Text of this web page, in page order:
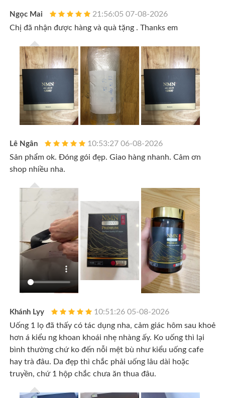
Ngọc Mai
21:56:05 07-08-2026
Chị đã nhận được hàng và quà tặng . Thanks em
Lê Ngân
10:53:27 06-08-2026
Sản phẩm ok. Đóng gói đẹp. Giao hàng nhanh. Cảm ơn
shop nhiều nha.
Khánh Lyy
10:51:26 05-08-2026
Uống 1 lọ đã thấy có tác dụng nha, cảm giác hôm sau khoẻ
hơn á kiểu ng khoan khoái nhẹ nhàng ấy. Ko uống thì lại
bình thường chứ ko đến nỗi mệt bù như kiểu uống cafe
hay trà đâu. Da đẹp thì chắc phải uống lâu dài hoặc
truyền, chứ 1 hộp chắc chưa ăn thua đâu.